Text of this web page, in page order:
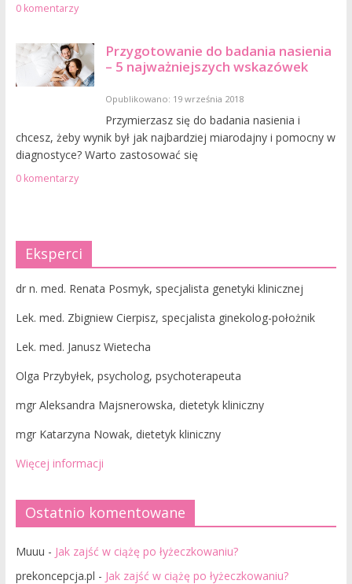
0 komentarzy
Przygotowanie do badania nasienia
– 5 najważniejszych wskazówek
Opublikowano: 19 września 2018
Przymierzasz się do badania nasienia i
chcesz, żeby wynik był jak najbardziej miarodajny i pomocny w
diagnostyce? Warto zastosować się
0 komentarzy
Eksperci
dr n. med. Renata Posmyk, specjalista genetyki klinicznej
Lek. med. Zbigniew Cierpisz, specjalista ginekolog-położnik
Lek. med. Janusz Wietecha
Olga Przybyłek, psycholog, psychoterapeuta
mgr Aleksandra Majsnerowska, dietetyk kliniczny
mgr Katarzyna Nowak, dietetyk kliniczny
Więcej informacji
Ostatnio komentowane
Muuu - Jak zajść w ciążę po łyżeczkowaniu?
prekoncepcja.pl - Jak zajść w ciążę po łyżeczkowaniu?